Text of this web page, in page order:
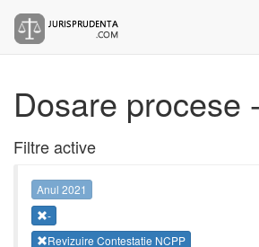
Dosare procese
Filtre active
Anul 2021
-
Revizuire Contestatie NCPP